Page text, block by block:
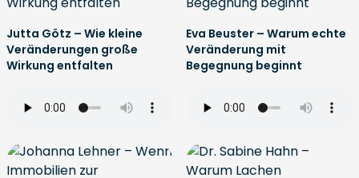
Jutta Götz – Wie kleine
Veränderungen große
Wirkung entfalten
Eva Beuster – Warum echte
Veränderung mit
Begegnung beginnt